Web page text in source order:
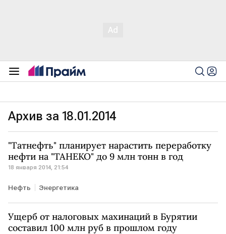
Архив за 18.01.2014
"Татнефть" планирует нарастить переработку
нефти на "ТАНЕКО" до 9 млн тонн в год
18 января 2014, 21:54
Нефть Энергетика
Ущерб от налоговых махинаций в Бурятии
составил 100 млн руб в прошлом году